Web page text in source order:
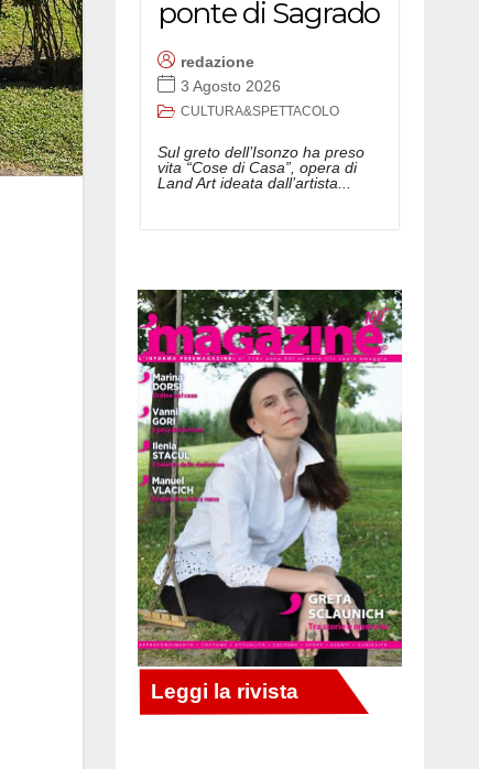
ponte di Sagrado
redazione
3 Agosto 2026
CULTURA&SPETTACOLO
Sul greto dell’Isonzo ha preso
vita “Cose di Casa”, opera di
Land Art ideata dall’artista...